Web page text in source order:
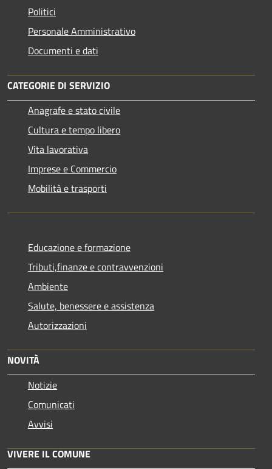
Politici
Personale Amministrativo
Documenti e dati
CATEGORIE DI SERVIZIO
Anagrafe e stato civile
Cultura e tempo libero
Vita lavorativa
Imprese e Commercio
Mobilità e trasporti
Educazione e formazione
Tributi,finanze e contravvenzioni
Ambiente
Salute, benessere e assistenza
Autorizzazioni
NOVITÀ
Notizie
Comunicati
Avvisi
VIVERE IL COMUNE